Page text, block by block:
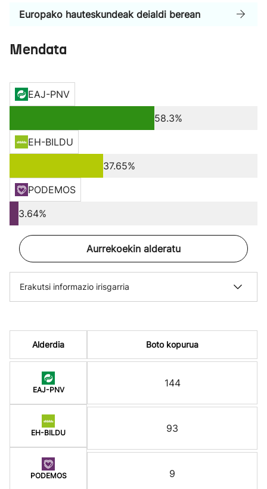
Europako hauteskundeak deialdi berean
Mendata
EAJ-PNV
58.3%
EH-BILDU
37.65%
PODEMOS
3.64%
Aurrekoekin alderatu
Erakutsi informazio irisgarria
Alderdia
EAJ-PNV
EH-BILDU
PODEMOS
Boto kopurua
144
93
9